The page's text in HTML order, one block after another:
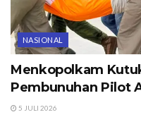
NASIONAL
Menkopolkam
Pembunuhan Pilot
5 JULI 2026